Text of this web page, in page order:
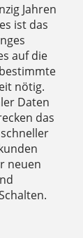
Jahren
ist das
auf die
nötig.
Daten
das
neuen